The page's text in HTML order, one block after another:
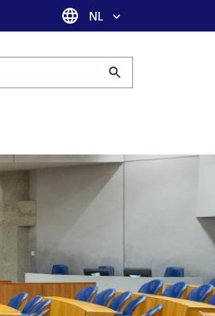
Taal selectie
NL